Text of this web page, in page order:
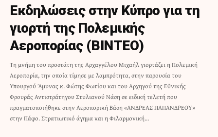
Εκδηλώσεις στην Κύπρο για τη
γιορτή της Πολεμικής
Αεροπορίας (ΒΙΝΤΕΟ)
Τη μνήμη του προστάτη της Αρχαγγέλου Μιχαήλ γιορτάζει η Πολεμική
Αεροπορία, την οποία τίμησε με λαμπρότητα, στην παρουσία του
Υπουργού Άμυνας κ. Φώτης Φωτίου και του Αρχηγού της Εθνικής
Φρουράς Αντιστράτηγου Στυλιανού Νάση σε ειδική τελετή που
πραγματοποιήθηκε στην Αεροπορική Βάση «ΑΝΔΡΕΑΣ ΠΑΠΑΝΔΡΕΟΥ»
στην Πάφο. Στρατιωτικό άγημα και η Φιλαρμονική…